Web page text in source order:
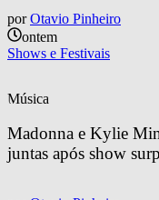
por Otavio Pinheiro
ontem
Shows e Festivais
Música
Madonna e Kylie
juntas após show